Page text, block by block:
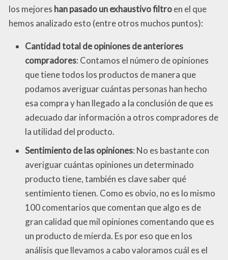
los mejores han pasado un exhaustivo filtroen el que
hemos analizado esto (entre otros muchos puntos):
Cantidad total de opiniones de anteriores
compradores: Contamos el número de opiniones
que tiene todos los productos de manera que
podamos averiguar cuántas personas han hecho
esa compra y han llegado a la conclusión de que es
adecuado dar información a otros compradores de
la utilidad del producto.
Sentimiento de las opiniones: No es bastante con
averiguar cuántas opiniones un determinado
producto tiene, también es clave saber qué
sentimiento tienen. Como es obvio, no es lo mismo
100 comentarios que comentan que algo es de
gran calidad que mil opiniones comentando que es
un producto de mierda. Es por eso que en los
análisis que llevamos a cabo valoramos cuál es el